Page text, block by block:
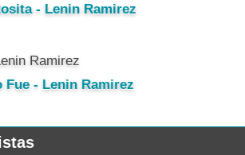
- Lenin Ramirez
Fue - Lenin Ramirez